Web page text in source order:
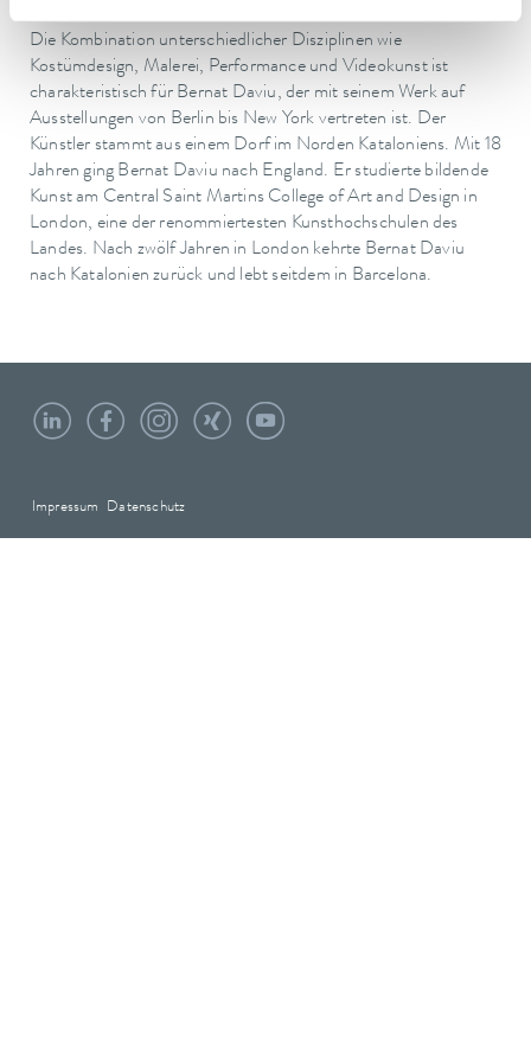
Die Kombination unterschiedlicher Disziplinen wie
Kostümdesign, Malerei, Performance und Videokunst ist
charakteristisch für Bernat Daviu, der mit seinem Werk auf
Ausstellungen von Berlin bis New York vertreten ist. Der
Künstler stammt aus einem Dorf im Norden Kataloniens. Mit 18
Jahren ging Bernat Daviu nach England. Er studierte bildende
Kunst am Central Saint Martins College of Art and Design in
London, eine der renommiertesten Kunsthochschulen des
Landes. Nach zwölf Jahren in London kehrte Bernat Daviu
nach Katalonien zurück und lebt seitdem in Barcelona.
Impressum Datenschutz